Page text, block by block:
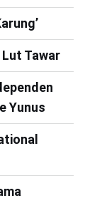
Lut Tawar
Yunus